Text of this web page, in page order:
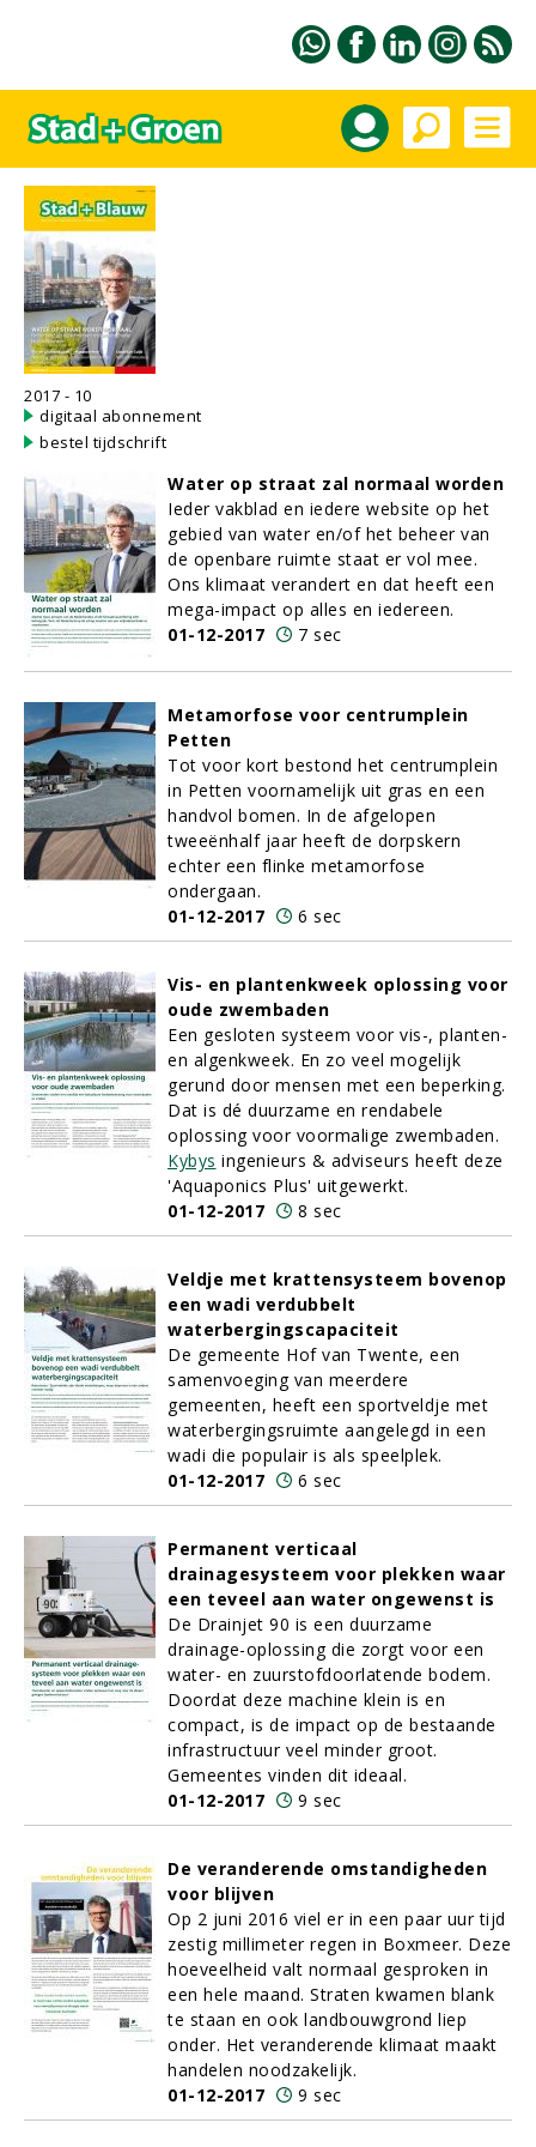
2017 - 10
digitaal abonnement
bestel tijdschrift
Water op straat zal normaal worden
Ieder vakblad en iedere website op het
gebied van water en/of het beheer van
de openbare ruimte staat er vol mee.
Ons klimaat verandert en dat heeft een
mega-impact op alles en iedereen.
01-12-2017
7 sec
Metamorfose voor centrumplein
Petten
Tot voor kort bestond het centrumplein
in Petten voornamelijk uit gras en een
handvol bomen. In de afgelopen
tweeënhalf jaar heeft de dorpskern
echter een flinke metamorfose
ondergaan.
01-12-2017
6 sec
Vis- en plantenkweek oplossing voor
oude zwembaden
Een gesloten systeem voor vis-, planten-
en algenkweek. En zo veel mogelijk
gerund door mensen met een beperking.
Dat is dé duurzame en rendabele
oplossing voor voormalige zwembaden.
Kybys ingenieurs & adviseurs heeft deze
'Aquaponics Plus' uitgewerkt.
01-12-2017
8 sec
Veldje met krattensysteem bovenop
een wadi verdubbelt
waterbergingscapaciteit
De gemeente Hof van Twente, een
samenvoeging van meerdere
gemeenten, heeft een sportveldje met
waterbergingsruimte aangelegd in een
wadi die populair is als speelplek.
01-12-2017
6 sec
Permanent verticaal
drainagesysteem voor plekken waar
een teveel aan water ongewenst is
De Drainjet 90 is een duurzame
drainage-oplossing die zorgt voor een
water- en zuurstofdoorlatende bodem.
Doordat deze machine klein is en
compact, is de impact op de bestaande
infrastructuur veel minder groot.
Gemeentes vinden dit ideaal.
01-12-2017
9 sec
De veranderende omstandigheden
voor blijven
Op 2 juni 2016 viel er in een paar uur tijd
zestig millimeter regen in Boxmeer. Deze
hoeveelheid valt normaal gesproken in
een hele maand. Straten kwamen blank
te staan en ook landbouwgrond liep
onder. Het veranderende klimaat maakt
handelen noodzakelijk.
01-12-2017
9 sec